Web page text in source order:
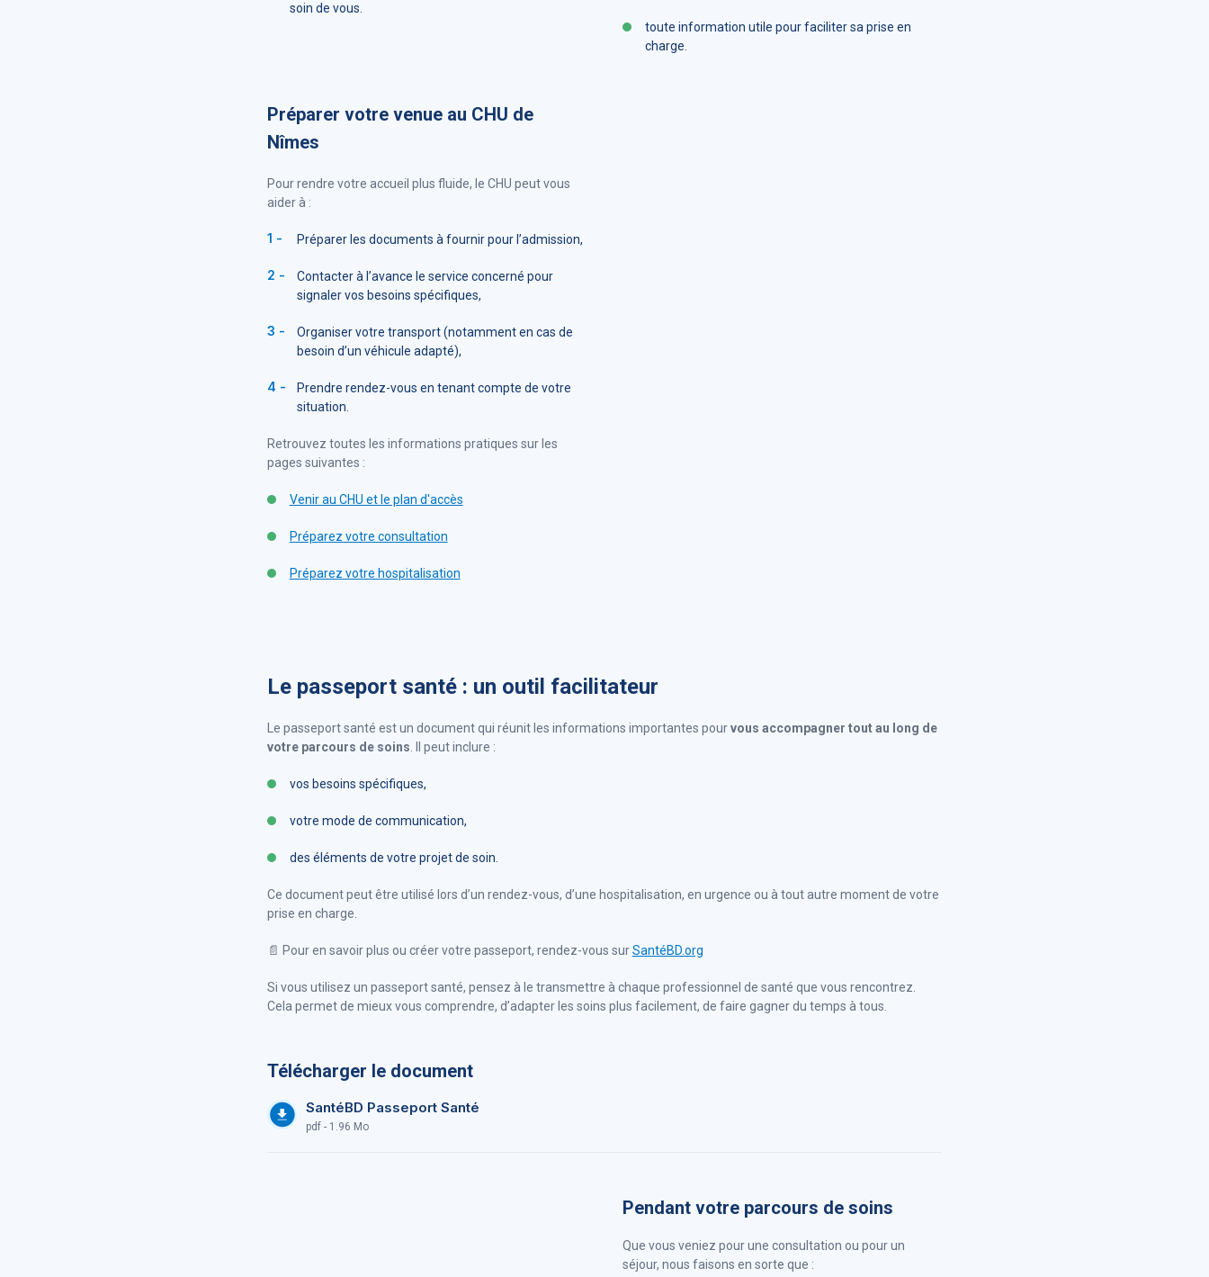
soin de vous.
toute information utile pour faciliter sa prise en
charge.
Préparer votre venue au CHU de
Nîmes
Pour rendre votre accueil plus fluide, le CHU peut vous
aider à :
Préparer les documents à fournir pour l’admission,
Contacter à l’avance le service concerné pour
signaler vos besoins spécifiques,
Organiser votre transport (notamment en cas de
besoin d’un véhicule adapté),
Prendre rendez-vous en tenant compte de votre
situation.
Retrouvez toutes les informations pratiques sur les
pages suivantes :
Venir au CHU et le plan d'accès
Préparez votre consultation
Préparez votre hospitalisation
Le passeport santé : un outil facilitateur
Le passeport santé est un document qui réunit les informations importantes pourvous accompagner tout au long de
votre parcours de soins . Il peut inclure :
vos besoins spécifiques,
votre mode de communication,
des éléments de votre projet de soin.
Ce document peut être utilisé lors d’un rendez-vous, d’une hospitalisation, en urgence ou à tout autre moment de votre
prise en charge.
📄 Pour en savoir plus ou créer votre passeport, rendez-vous surSantéBD.org
Si vous utilisez un passeport santé, pensez à le transmettre à chaque professionnel de santé que vous rencontrez.
Cela permet de mieux vous comprendre, d’adapter les soins plus facilement, de faire gagner du temps à tous.
Télécharger le document
SantéBD Passeport Santé
pdf - 1.96 Mo
Pendant votre parcours de soins
Que vous veniez pour une consultation ou pour un
séjour, nous faisons en sorte que :